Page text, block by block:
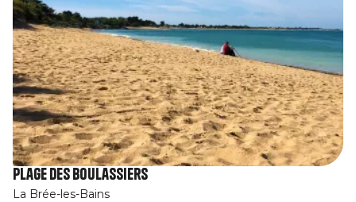
Plage des Boulassiers
La Brée-les-Bains